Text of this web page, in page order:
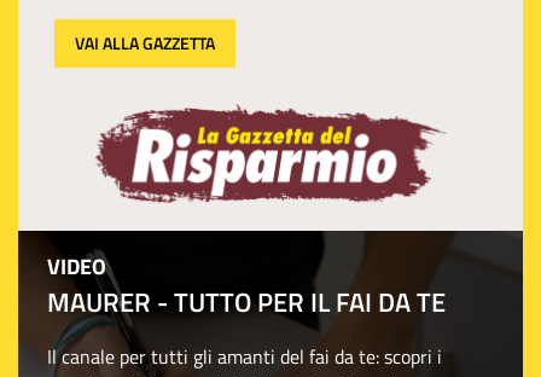
VAI ALLA GAZZETTA
VIDEO
MAURER - TUTTO PER IL FAI DA TE
Il canale per tutti gli amanti del fai da te: scopri i